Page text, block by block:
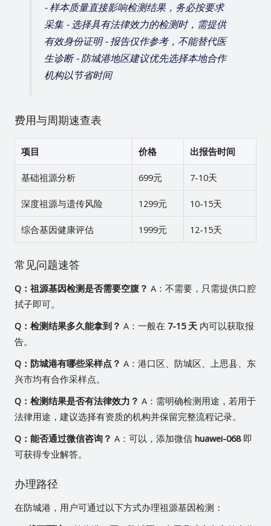
- 样本质量直接影响检测结果，务必按要求
采集 - 选择具有法律效力的检测时，需提供
有效身份证明 - 报告仅作参考，不能替代医
生诊断 - 防城港地区建议优先选择本地合作
机构以节省时间
费用与周期速查表
项目 价格 出报告时间
基础祖源分析 699元 7-10天
深度祖源与遗传风险 1299元 10-15天
综合基因健康评估 1999元 12-15天
常见问题速答
Q：祖源基因检测是否需要空腹？ A：不需要，只需提供口腔
拭子即可。
Q：检测结果多久能拿到？ A：一般在 7-15 天内可以获取报
告。
Q：防城港有哪些采样点？ A：港口区、防城区、上思县、东
兴市均有合作采样点。
Q：检测结果是否有法律效力？ A：需明确检测用途，若用于
法律用途，建议选择有资质的机构并保留完整流程记录。
Q：能否通过微信咨询？ A：可以，添加微信 huawei-068即
可获得专业解答。
办理路径
在防城港，用户可通过以下方式办理祖源基因检测：